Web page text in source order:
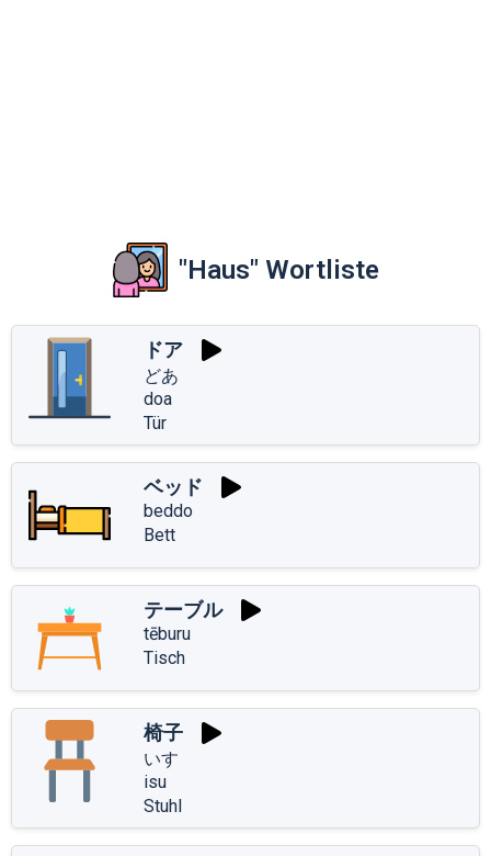
"Haus" Wortliste
ドア
どあ
doa
Tür
ベッド
beddo
Bett
テーブル
tēburu
Tisch
椅子
いす
isu
Stuhl